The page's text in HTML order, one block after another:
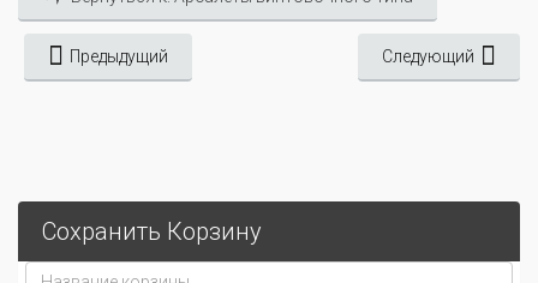
Предыдущий Следующий
Сохранить Корзину